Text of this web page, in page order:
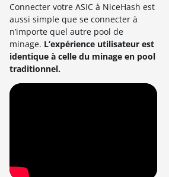
Connecter votre ASIC à NiceHash est
aussi simple que se connecter à
n’importe quel autre pool de
minage. L’expérience utilisateur est
identique à celle du minage en pool
traditionnel.